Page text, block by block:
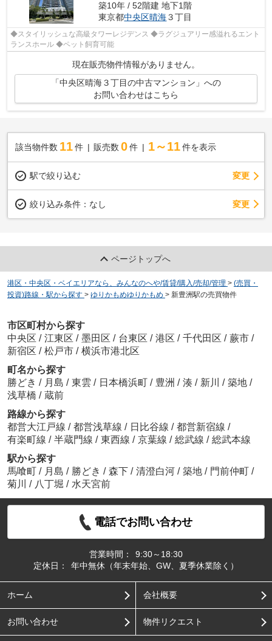
築10年 / 52階建 地下1階
東京都中央区晴海３丁目
◆スタイリッシュな高級タワーレジデンス ◆ラグジュアリー感溢れるエント
ランスホール ◆ペット飼育可能
現在販売物件情報がありません。
「中央区晴海３丁目の中古マンション」への
お問い合わせはこちら
該当物件数 11件 販売数 0 件 1～11 件を表示
駅で絞り込む 変更
絞り込み条件： なし 変更
ページトップへ
港区・中央区・ベイエリアなら、みんなのへや/賃貸/購入/売却/管理 > (売買・
投資)路線・駅から探す > ゆりかもめゆりかもめ > 新豊洲駅の売買物件
市区町村から探す
中央区 / 江東区 / 墨田区 / 台東区 / 港区 / 千代田区 / 蕨市 /
新宿区 / 松戸市 / 横浜市港北区
町名から探す
勝どき / 月島 / 東雲 / 日本橋浜町 / 豊洲 / 湊 / 新川 / 築地 /
浅草橋 / 蔵前
路線から探す
都営大江戸線 / 都営浅草線 / 日比谷線 / 都営新宿線 /
有楽町線 / 半蔵門線 / 東西線 / 京葉線 / 総武線 / 総武本線
駅から探す
馬喰町 / 月島 / 勝どき / 森下 / 清澄白河 / 築地 / 門前仲町 /
菊川
/ 八丁堀 / 水天宮前
電話でお問い合わせ
営業時間：
9:30～18:30
定休日：
年中無休（年末年始、GW、夏季休業除く）
ホーム 会社概要
お問い合わせ 物件リクエスト